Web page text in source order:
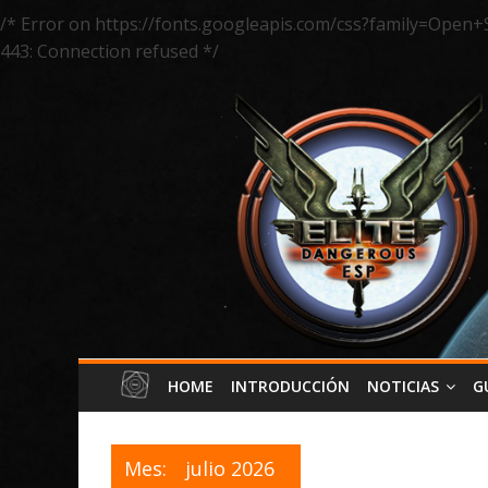
/* Error on https://fonts.googleapis.com/
443: Connection refused */
HOME INTRODUCCIÓN NOTICIAS
Mes: julio 2026